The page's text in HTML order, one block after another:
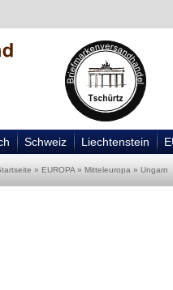
Schweiz Liechtenstein
» EUROPA » Mitteleuropa » Ungarn